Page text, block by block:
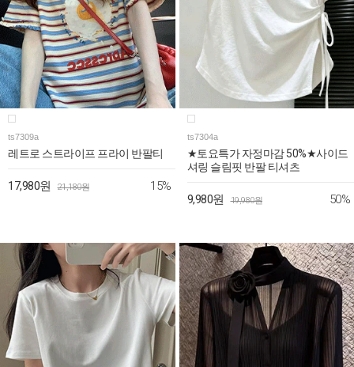
ts7309a
레트로 스트라이프 프라이 반팔티
17,980원 21,180원 15%
ts7304a
★토요특가 자정마감 50%★사이드
셔링 슬림핏 반팔 티셔츠
9,980원 19,980원 50%